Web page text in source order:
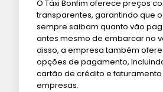
O Táxi Bonfim oferece preços
transparentes, garantindo que
sempre saibam quanto vão
antes mesmo de embarcar no
disso, a empresa também
opções de pagamento,
cartão de crédito e
empresas.